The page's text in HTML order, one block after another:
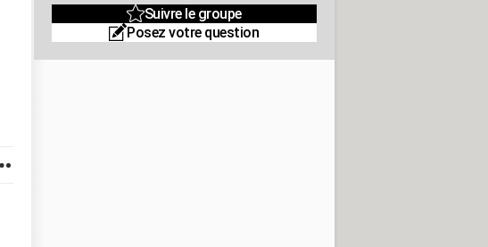
Suivre le groupe
Posez votre question